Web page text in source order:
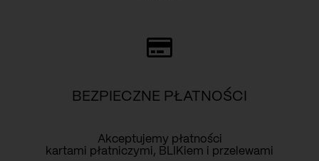
BEZPIECZNE PŁATNOŚCI
Akceptujemy płatności
kartami płatniczymi, BLIKiem i przelewami